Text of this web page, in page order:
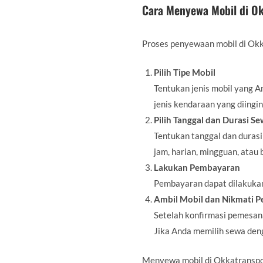
Cara Menyewa Mobil di
Proses penyewaan mobil di
Pilih Tipe Mobil
Tentukan jenis mobil yang
jenis kendaraan yang
Pilih Tanggal dan Durasi
Tentukan tanggal dan
jam, harian, mingguan, atau
Lakukan Pembayaran
Pembayaran dapat
Ambil Mobil dan Nikmati
Setelah konfirmasi
Jika Anda memilih sewa
Menyewa mobil di